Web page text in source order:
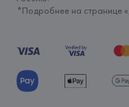
*Подробнее на странице «